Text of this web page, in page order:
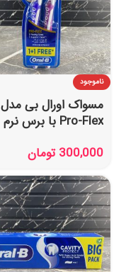
ناموجود
مسواک اورال بی مدل
Pro-Flex با برس نرم
300,000 تومان